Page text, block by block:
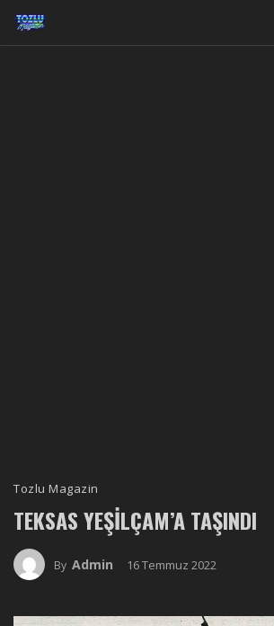
Tozlu Magazin
TEKSAS YEŞILÇAM’A TAŞINDI
By Admin 16 Temmuz 2022